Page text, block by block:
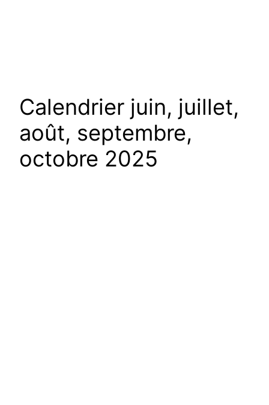
Calendrier juin, juillet,
août, septembre,
octobre 2025